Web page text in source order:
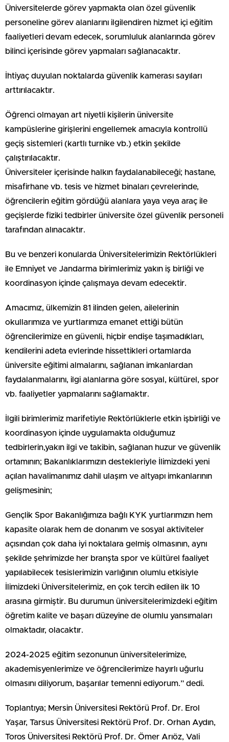
Üniversitelerde görev yapmakta olan özel güvenlik
personeline görev alanlarını ilgilendiren hizmet içi eğitim
faaliyetleri devam edecek, sorumluluk alanlarında görev
bilinci içerisinde görev yapmaları sağlanacaktır.
İhtiyaç duyulan noktalarda güvenlik kamerası sayıları
arttırılacaktır.
Öğrenci olmayan art niyetli kişilerin üniversite
kampüslerine girişlerini engellemek amacıyla kontrollü
geçiş sistemleri (kartlı turnike vb.) etkin şekilde
çalıştırılacaktır.
Üniversiteler içerisinde halkın faydalanabileceği; hastane,
misafirhane vb. tesis ve hizmet binaları çevrelerinde,
öğrencilerin eğitim gördüğü alanlara yaya veya araç ile
geçişlerde fiziki tedbirler üniversite özel güvenlik personeli
tarafından alınacaktır.
Bu ve benzeri konularda Üniversitelerimizin Rektörlükleri
ile Emniyet ve Jandarma birimlerimiz yakın iş birliği ve
koordinasyon içinde çalışmaya devam edecektir.
Amacımız, ülkemizin 81 ilinden gelen, ailelerinin
okullarımıza ve yurtlarımıza emanet ettiği bütün
öğrencilerimize en güvenli, hiçbir endişe taşımadıkları,
kendilerini adeta evlerinde hissettikleri ortamlarda
üniversite eğitimi almalarını, sağlanan imkanlardan
faydalanmalarını, ilgi alanlarına göre sosyal, kültürel, spor
vb. faaliyetler yapmalarını sağlamaktır.
İlgili birimlerimiz marifetiyle Rektörlüklerle etkin işbirliği ve
koordinasyon içinde uygulamakta olduğumuz
tedbirlerin,yakın ilgi ve takibin, sağlanan huzur ve güvenlik
ortamının; Bakanlıklarımızın destekleriyle İlimizdeki yeni
açılan havalimanımız dahil ulaşım ve altyapı imkanlarının
gelişmesinin;
Gençlik Spor Bakanlığımıza bağlı KYK yurtlarımızın hem
kapasite olarak hem de donanım ve sosyal aktiviteler
açısından çok daha iyi noktalara gelmiş olmasının, aynı
şekilde şehrimizde her branşta spor ve kültürel faaliyet
yapılabilecek tesislerimizin varlığının olumlu etkisiyle
İlimizdeki Üniversitelerimiz, en çok tercih edilen ilk 10
arasına girmiştir. Bu durumun üniversitelerimizdeki eğitim
öğretim kalite ve başarı düzeyine de olumlu yansımaları
olmaktadır, olacaktır.
2024-2025 eğitim sezonunun üniversitelerimize,
akademisyenlerimize ve öğrencilerimize hayırlı uğurlu
olmasını diliyorum, başarılar temenni ediyorum.” dedi.
Toplantıya; Mersin Üniversitesi Rektörü Prof. Dr. Erol
Yaşar, Tarsus Üniversitesi Rektörü Prof. Dr. Orhan Aydın,
Toros Üniversitesi Rektörü Prof. Dr. Ömer Arıöz, Vali